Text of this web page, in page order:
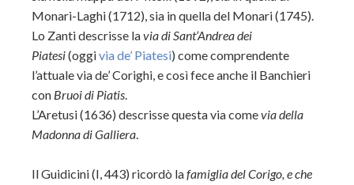
Monari-Laghi (1712), sia in quella del Monari (1745).
Lo Zanti descrisse lavia di Sant’Andrea dei
Piatesi(oggivia de’ Piatesi) come comprendente
l’attuale via de’ Corighi, e così fece anche il Banchieri
con Bruoi di Piatis.
L’Aretusi (1636) descrisse questa via comevia della
Madonna di Galliera.
Il Guidicini (I, 443) ricordò lafamiglia del Corigo, e che